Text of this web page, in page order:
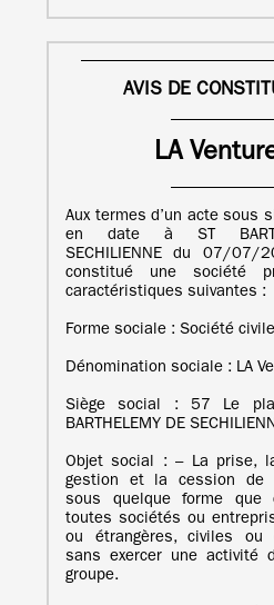
AVIS DE
LA
Aux termes d’un acte sous
en date à ST
SECHILIENNE du 07/
constitué une société
caractéristiques suivantes :
Forme sociale : Société civile
Dénomination sociale : LA
Siège social : 57 Le
BARTHELEMY DE
Objet social : – La prise,
gestion et la cession de
sous quelque forme que
toutes sociétés ou
ou étrangères, civiles ou
sans exercer une activité
groupe.